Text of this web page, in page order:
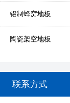
铝制蜂窝地板
陶瓷架空地板
联系方式